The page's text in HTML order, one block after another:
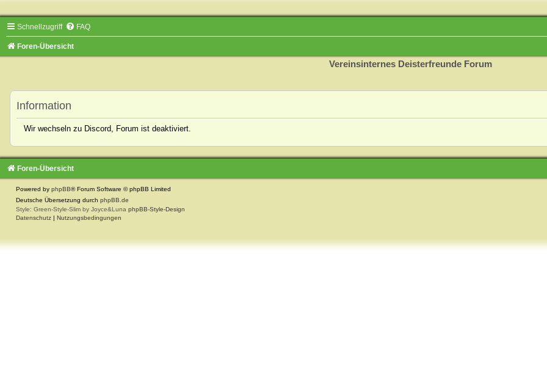
Schnellzugriff FAQ
Foren-Übersicht
Vereinsinternes Deisterfreunde Forum
Information
Wir wechseln zu Discord, Forum ist deaktiviert.
Foren-Übersicht
Powered by phpBB® Forum Software © phpBB Limited
Deutsche Übersetzung durch phpBB.de
Style: Green-Style-Slim by Joyce&Luna phpBB-Style-Design
Datenschutz | Nutzungsbedingungen